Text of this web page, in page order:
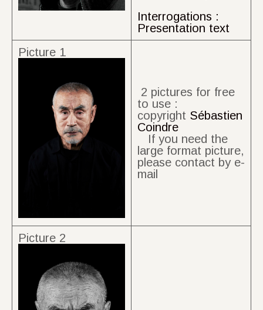
Interrogations :
Presentation text
Picture 1
2 pictures for free
to use :
copyright Sébastien
Coindre
If you need the
large format picture,
please contact by e-
mail
Picture 2